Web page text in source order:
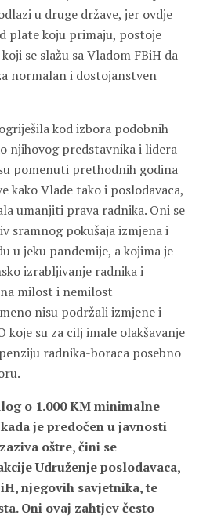
u druge države, jer ovdje
plate koju primaju, postoje
se slažu sa Vladom FBiH da
normalan i dostojanstven
kod izbora podobnih
njihovog predstavnika i lidera
pomenuti prethodnih godina
kako Vlade tako i poslodavaca,
umanjiti prava radnika. Oni se
sramnog pokušaja izmjena i
u jeku pandemije, a kojima je
izrabljivanje radnika i
milost i nemilost
nisu podržali izmjene i
koje su za cilj imale olakšavanje
radnika-boraca posebno
o 1.000 KM minimalne
je predočen u javnosti
oštre, čini se
Udruženje poslodavaca,
njegovih savjetnika, te
Oni ovaj zahtjev često